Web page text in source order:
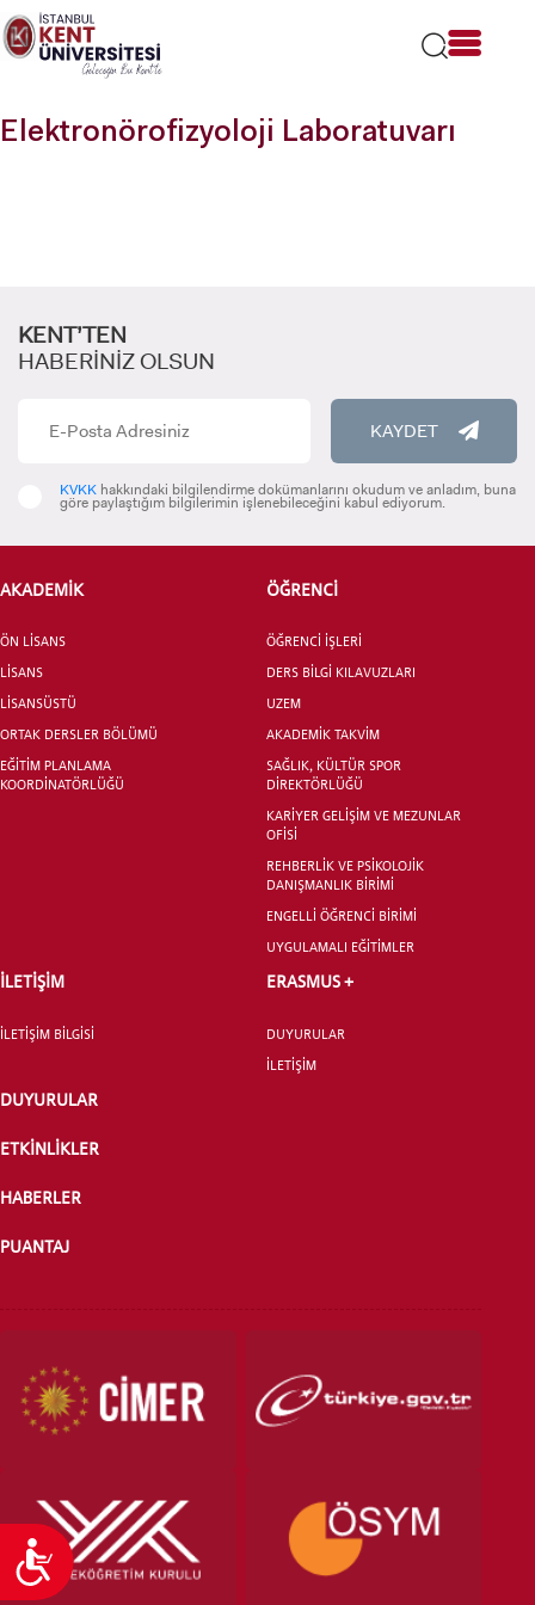
Lütfen
dikkat:
Bu
bir
Ulaşılabilirlik
ADAY ÖĞRENCİ
LİSANSÜSTÜ EĞİTİM ENSTİTÜSÜ
ÖNLİSANS ve
Elektronörofizyoloji Laboratuvarı
KENT’TEN
HABERİNİZ OLSUN
KAYDET
KVKK hakkındaki bilgilendirme dokümanlarını okudum ve anladım, buna
göre paylaştığım bilgilerimin işlenebileceğini kabul ediyorum.
AKADEMİK
ÖN LİSANS
LİSANS
LİSANSÜSTÜ
ORTAK DERSLER BÖLÜMÜ
EĞİTİM PLANLAMA
KOORDİNATÖRLÜĞÜ
ÖĞRENCİ
ÖĞRENCİ İŞLERİ
DERS BİLGİ KILAVUZLARI
UZEM
AKADEMİK TAKVİM
SAĞLIK, KÜLTÜR SPOR
DİREKTÖRLÜĞÜ
KARİYER GELİŞİM VE MEZUNLAR
OFİSİ
REHBERLİK VE PSİKOLOJİK
DANIŞMANLIK BİRİMİ
ENGELLİ ÖĞRENCİ BİRİMİ
UYGULAMALI EĞİTİMLER
İLETİŞİM
İLETİŞİM BİLGİSİ
ERASMUS +
DUYURULAR
İLETİŞİM
DUYURULAR
ETKİNLİKLER
HABERLER
PUANTAJ